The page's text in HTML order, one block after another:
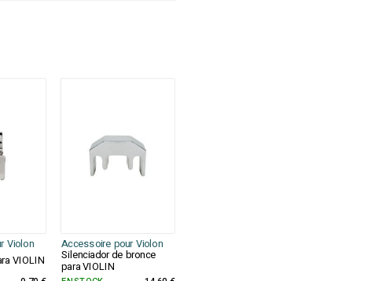
Violon
Accessoire pour Violon
VIOLIN Silenciador de bronce
para VIOLIN